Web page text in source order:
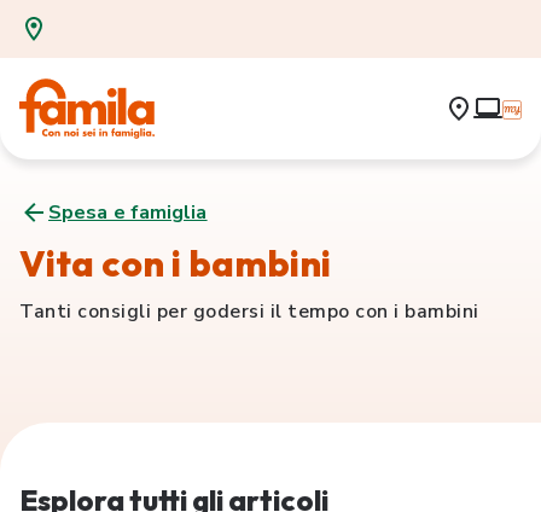
Spesa e famiglia
Vita con i bambini
Tanti consigli per godersi il tempo con i bambini
Esplora tutti gli articoli